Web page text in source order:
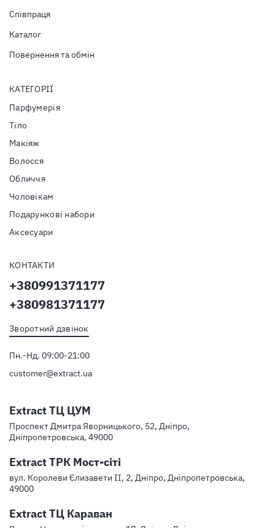
Співпраця
Каталог
Повернення та обмін
КАТЕГОРІЇ
Парфумерія
Тiло
Макіяж
Волосся
Обличчя
Чоловікам
Подарункові набори
Аксесуари
КОНТАКТИ
+380991371177
+380981371177
Зворотний дзвінок
Пн.-Нд. 09:00-21:00
customer@extract.ua
Extract ТЦ ЦУМ
Проспект Дмитра Яворницького, 52, Дніпро,
Дніпропетровська, 49000
Extract ТРК Мост-сіті
вул. Королеви Єлизавети ІІ, 2, Дніпро, Дніпропетровська,
49000
Extract ТЦ Караван